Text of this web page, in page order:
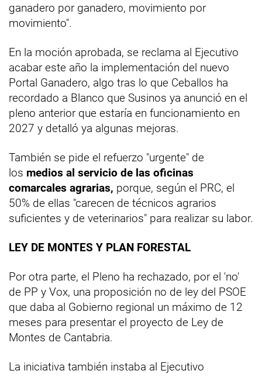
ganadero por ganadero, movimiento por
movimiento".
En la moción aprobada, se reclama al Ejecutivo
acabar este año la implementación del nuevo
Portal Ganadero, algo tras lo que Ceballos ha
recordado a Blanco que Susinos ya anunció en el
pleno anterior que estaría en funcionamiento en
2027 y detalló ya algunas mejoras.
También se pide el refuerzo "urgente" de
los medios al servicio de las oficinas
comarcales agrarias, porque, según el PRC, el
50% de ellas "carecen de técnicos agrarios
suficientes y de veterinarios" para realizar su labor.
LEY DE MONTES Y PLAN FORESTAL
Por otra parte, el Pleno ha rechazado, por el 'no'
de PP y Vox, una proposición no de ley del PSOE
que daba al Gobierno regional un máximo de 12
meses para presentar el proyecto de Ley de
Montes de Cantabria.
La iniciativa también instaba al Ejecutivo